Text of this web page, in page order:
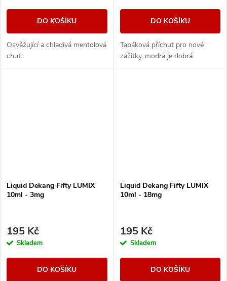
DO KOŠÍKU
Osvěžující a chladivá mentolová
chuť.
DO KOŠÍKU
Tabáková příchuť pro nové
zážitky, modrá je dobrá.
Liquid Dekang Fifty LUMIX
10ml - 3mg
195 Kč
Skladem
DO KOŠÍKU
Liquid Dekang Fifty LUMIX
10ml - 18mg
195 Kč
Skladem
DO KOŠÍKU